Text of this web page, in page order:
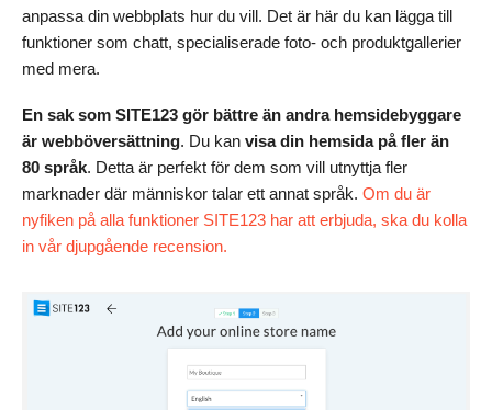
anpassa din webbplats hur du vill. Det är här du kan lägga till
funktioner som chatt, specialiserade foto- och produktgallerier
med mera.
En sak som SITE123 gör bättre än andra hemsidebyggare
är webböversättning. Du kan visadin hemsida på fler än
80 språk. Detta är perfekt för dem som vill utnyttja fler
marknader där människor talar ett annat språk. Om du är
nyfiken på alla funktioner SITE123 har att erbjuda, ska du kolla
in vår djupgående recension.